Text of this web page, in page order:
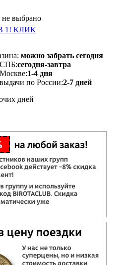
не выбрано
1! КЛИК
можно забрать сегодня
СПБ:сегодня-завтра
1-4 дня
по России:2-7 дней
дней